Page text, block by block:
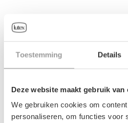
Toestemming Details
Deze website maakt gebruik van
We gebruiken cookies om
personaliseren, om functies voor
Geen informatie gevonden
645680 4263
Nog niet